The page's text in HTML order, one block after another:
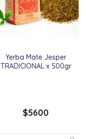
Yerba Mate Jesper
TRADICIONAL x 500gr
$5600